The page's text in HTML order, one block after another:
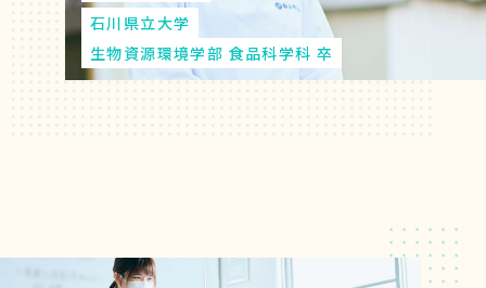
石川県立大学
生物資源環境学部 食品科学科 卒